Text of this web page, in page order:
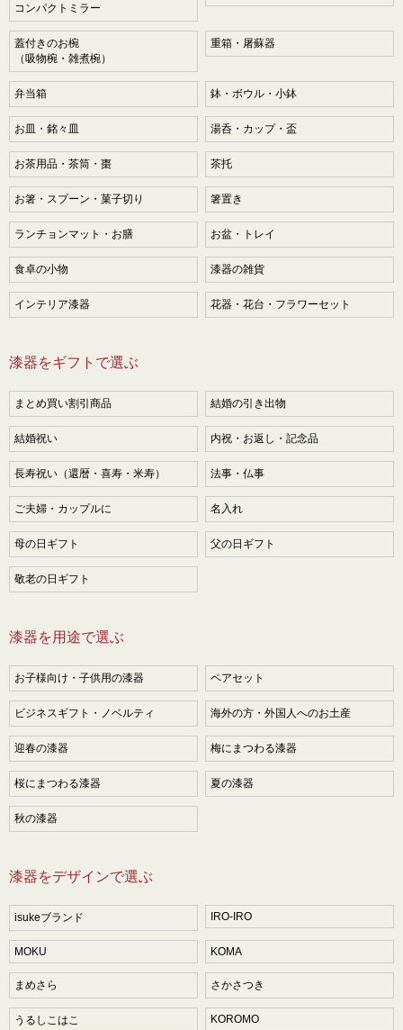
コンパクトミラー
蓋付きのお椀
（吸物椀・雑煮椀）
重箱・屠蘇器
弁当箱 鉢・ボウル・小鉢
お皿・銘々皿 湯呑・カップ・盃
お茶用品・茶筒・棗 茶托
お箸・スプーン・菓子切り 箸置き
ランチョンマット・お膳 お盆・トレイ
食卓の小物 漆器の雑貨
インテリア漆器 花器・花台・フラワーセット
漆器をギフトで選ぶ
まとめ買い割引商品 結婚の引き出物
結婚祝い 内祝・お返し・記念品
長寿祝い（還暦・喜寿・米寿） 法事・仏事
ご夫婦・カップルに 名入れ
母の日ギフト 父の日ギフト
敬老の日ギフト
漆器を用途で選ぶ
お子様向け・子供用の漆器 ペアセット
ビジネスギフト・ノベルティ 海外の方・外国人へのお土産
迎春の漆器 梅にまつわる漆器
桜にまつわる漆器 夏の漆器
秋の漆器
漆器をデザインで選ぶ
isukeブランド IRO-IRO
MOKU KOMA
まめさら さかさつき
うるしこはこ KOROMO